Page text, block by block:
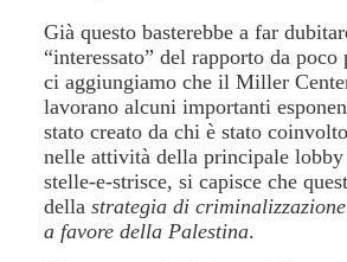
Già questo basterebbe a far
“interessato” del rapporto da poco
ci aggiungiamo che il Miller
lavorano alcuni importanti
stato creato da chi è stato
nelle attività della principale lobby
stelle-e-strisce, si capisce che
dellastrategia di
a favore della Palestina.